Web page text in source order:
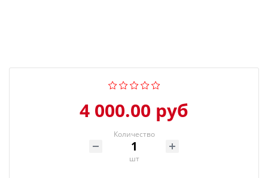
4 000.00 руб
Количество
шт